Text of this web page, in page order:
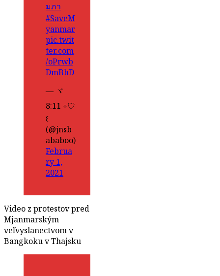
มภา
#SaveM
yanmar
pic.twit
ter.com
/oPrwb
DmBhD
— ヾ
8:11 ⌯♡
꒰
(@jnsb
ababoo)
Februa
ry 1,
2021
Video z protestov pred
Mjanmarským
veľvyslanectvom v
Bangkoku v Thajsku